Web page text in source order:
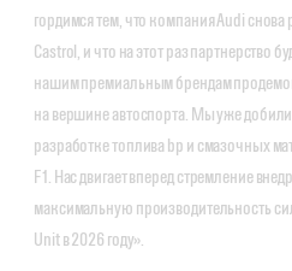
гордимся тем, что компания Audi снова
Castrol, и что на этот раз партнерство
нашим премиальным брендам
на вершине автоспорта. Мы уже
разработке топлива bp и смазочных
F1. Нас двигает вперед стремление
максимальную производительность
Unit в 2026 году».